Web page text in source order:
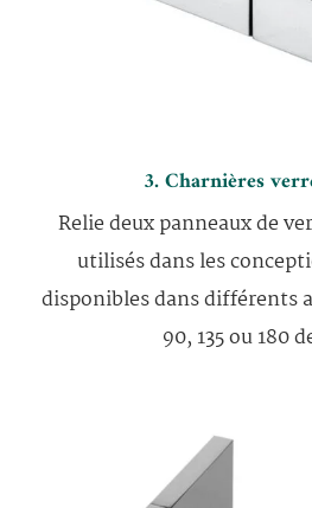
3. Charnières
Relie deux panneaux de
utilisés dans les
disponibles dans différents
90, 135 ou 180